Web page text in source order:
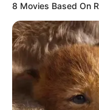
Nouveau!
Obtenez
pronostic Quinté du
LOGIC-PRONO, le
PMU. Véritable
Turf 100% gratuit.
presse du jour et
8 Movies Based On